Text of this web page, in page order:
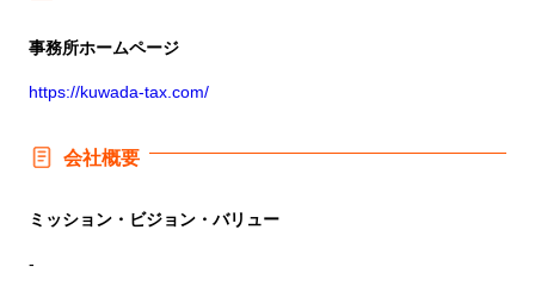
事務所ホームページ
https://kuwada-tax.com/
会社概要
ミッション・ビジョン・バリュー
-